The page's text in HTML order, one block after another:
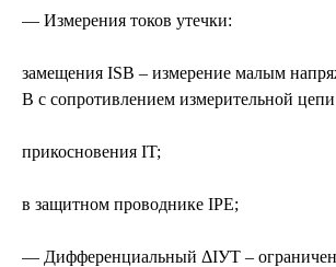
— Измерения токов утечки:
замещения ISB – измерение малым
В с сопротивлением измерительной
прикосновения IT;
в защитном проводнике IPE;
— Дифференциальный ΔIУТ –